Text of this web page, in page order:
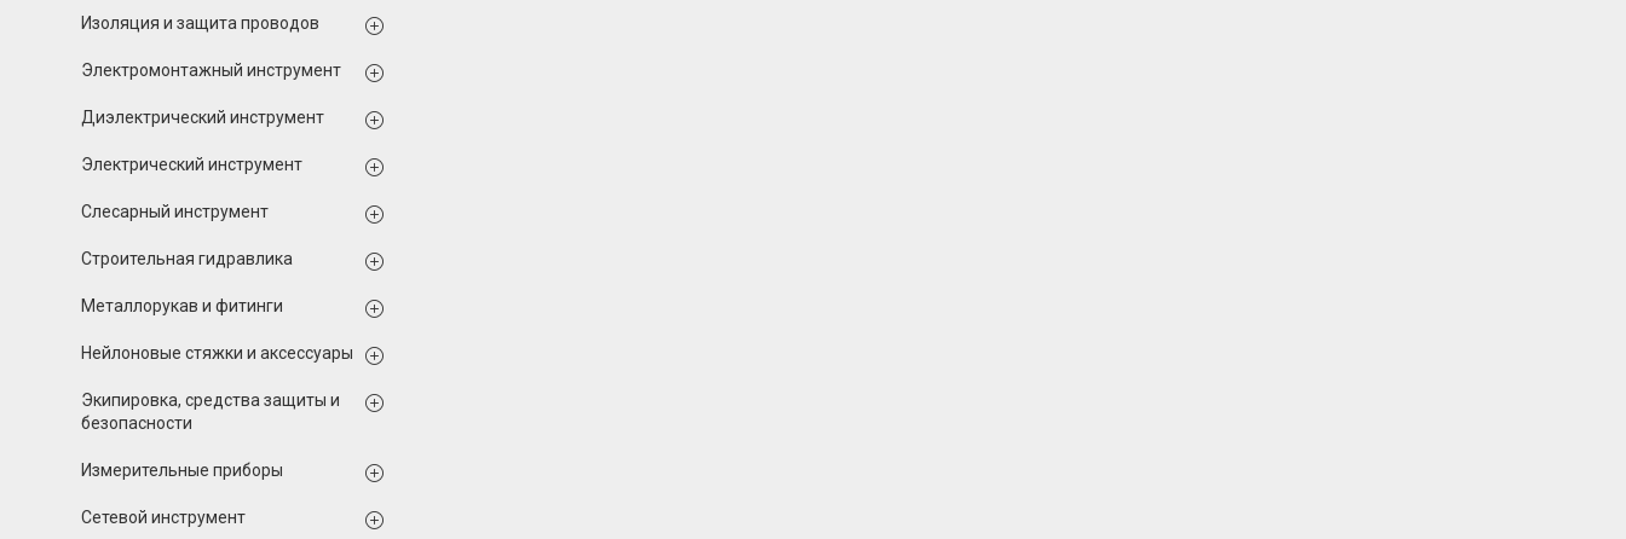
Изоляция и защита проводов
Электромонтажный инструмент
Диэлектрический инструмент
Электрический инструмент
Слесарный инструмент
Строительная гидравлика
Металлорукав и фитинги
Нейлоновые стяжки и аксессуары
Экипировка, средства защиты и
безопасности
Измерительные приборы
Сетевой инструмент